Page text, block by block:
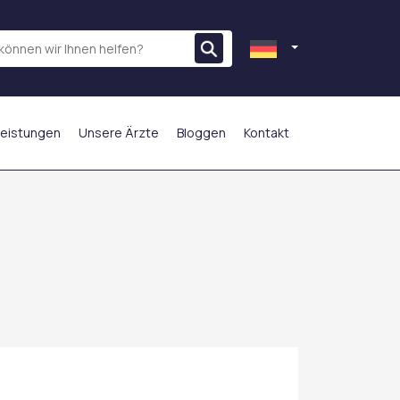
Unsere Ärzte Bloggen Kontakt